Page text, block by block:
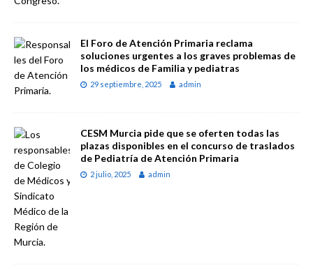
El Foro de Atención Primaria reclama
soluciones urgentes a los graves problemas de
los médicos de Familia y pediatras
29 septiembre, 2025 admin
CESM Murcia pide que se oferten todas las
plazas disponibles en el concurso de traslados
de Pediatría de Atención Primaria
2 julio, 2025 admin